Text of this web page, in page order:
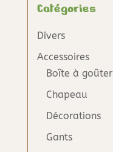
Catégories
Divers
Accessoires
Boîte à goûter
Chapeau
Décorations
Gants